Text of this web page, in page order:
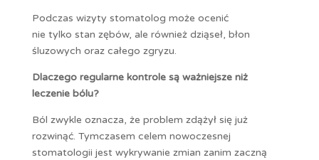
Podczas wizyty stomatolog może ocenić
nie tylko stan zębów, ale również dziąseł, błon
śluzowych oraz całego zgryzu.
Dlaczego regularne kontrole są ważniejsze niż
leczenie bólu?
Ból zwykle oznacza, że problem zdążył się już
rozwinąć. Tymczasem celem nowoczesnej
stomatologii jest wykrywanie zmian zanim zaczną